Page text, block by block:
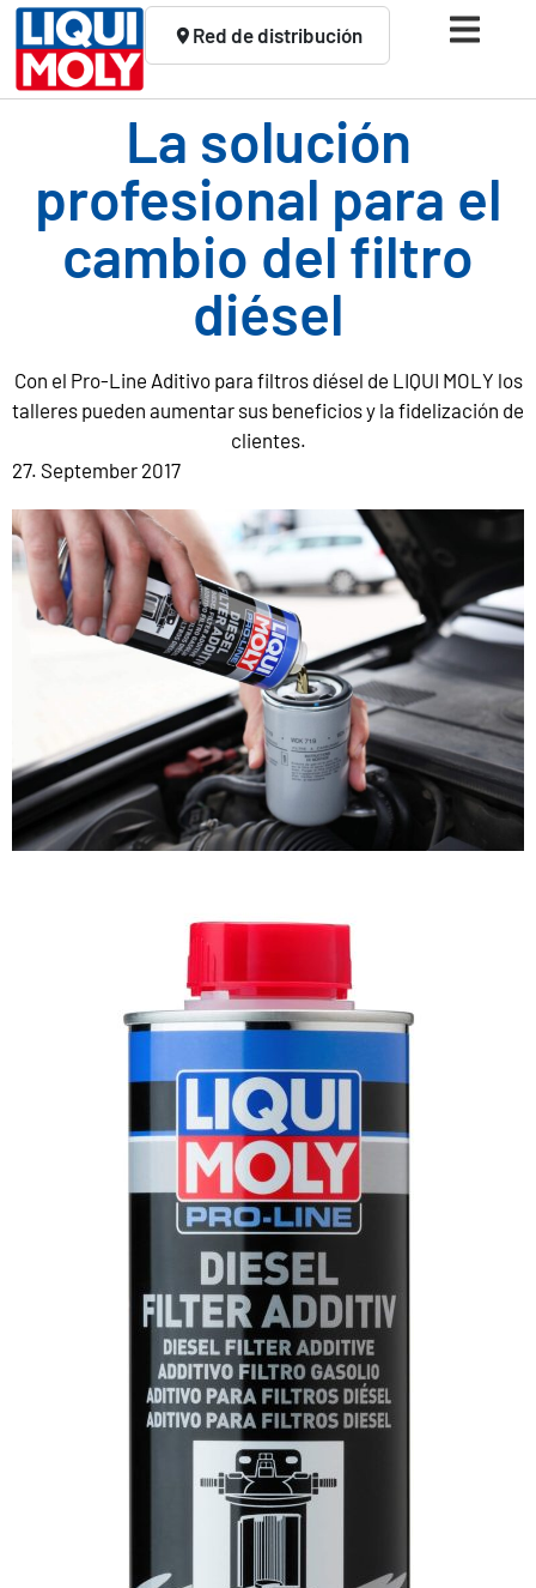
Red de distribución
La solución
profesional para el
cambio del filtro
diésel
Con el Pro-Line Aditivo para filtros diésel de LIQUI MOLY los
talleres pueden aumentar sus beneficios y la fidelización de
clientes.
27. September 2017